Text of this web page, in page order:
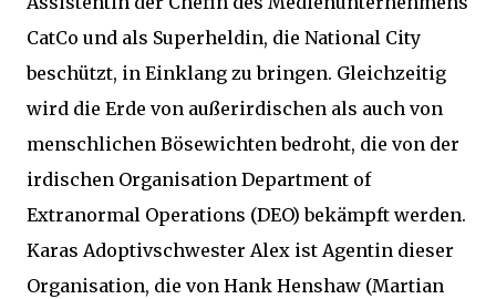
CatCo und als Superheldin, die National City
beschützt, in Einklang zu bringen. Gleichzeitig
wird die Erde von außerirdischen als auch von
menschlichen Bösewichten bedroht, die von der
irdischen Organisation Department of
Extranormal Operations (DEO) bekämpft werden.
Karas Adoptivschwester Alex ist Agentin dieser
Organisation, die von Hank Henshaw (Martian